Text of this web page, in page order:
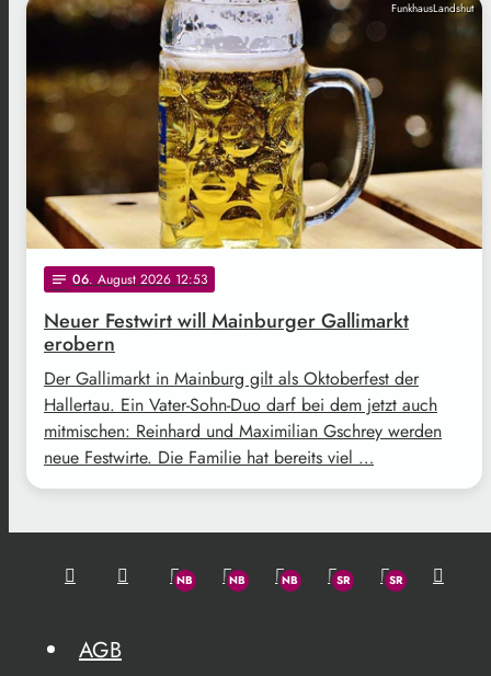
FunkhausLandshut
notes 06. August 2026 12:53
Neuer Festwirt will Mainburger Gallimarkt
erobern
Der Gallimarkt in Mainburg gilt als Oktoberfest der
Hallertau. Ein Vater-Sohn-Duo darf bei dem jetzt auch
mitmischen: Reinhard und Maximilian Gschrey werden
neue Festwirte. Die Familie hat bereits viel …
AGB